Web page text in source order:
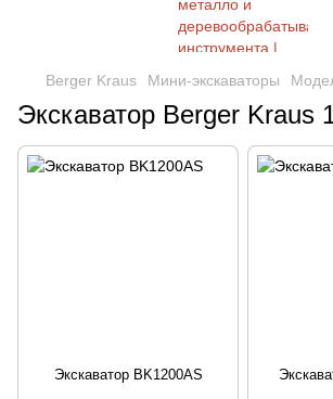
Berger Kraus Мини-экскаваторы
Экскаватор Berger Kraus
Экскаватор BK1200AS